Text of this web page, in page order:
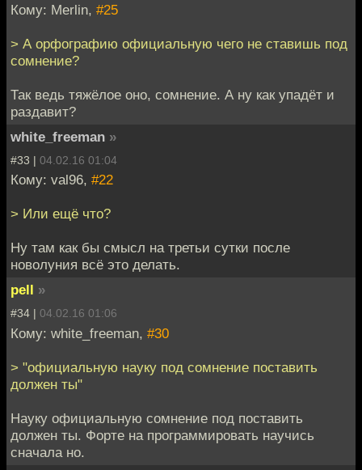
Кому: Merlin, #25
> А орфографию официальную чего не ставишь под
сомнение?
Так ведь тяжёлое оно, сомнение. А ну как упадёт и
раздавит?
white_freeman »
#33 | 04.02.16 01:04
Кому: val96, #22
> Или ещё что?
Ну там как бы смысл на третьи сутки после
новолуния всё это делать.
pell »
#34 | 04.02.16 01:06
Кому: white_freeman, #30
> "официальную науку под сомнение поставить
должен ты"
Науку официальную сомнение под поставить
должен ты. Форте на программировать научись
сначала но.